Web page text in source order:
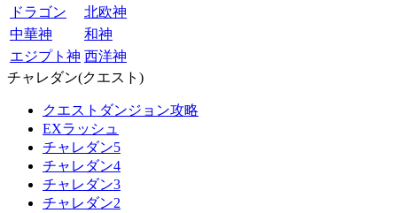
ドラゴン
北欧神
中華神
和神
エジプト神 西洋神
チャレダン(クエスト)
クエストダンジョン攻略
EXラッシュ
チャレダン5
チャレダン4
チャレダン3
チャレダン2